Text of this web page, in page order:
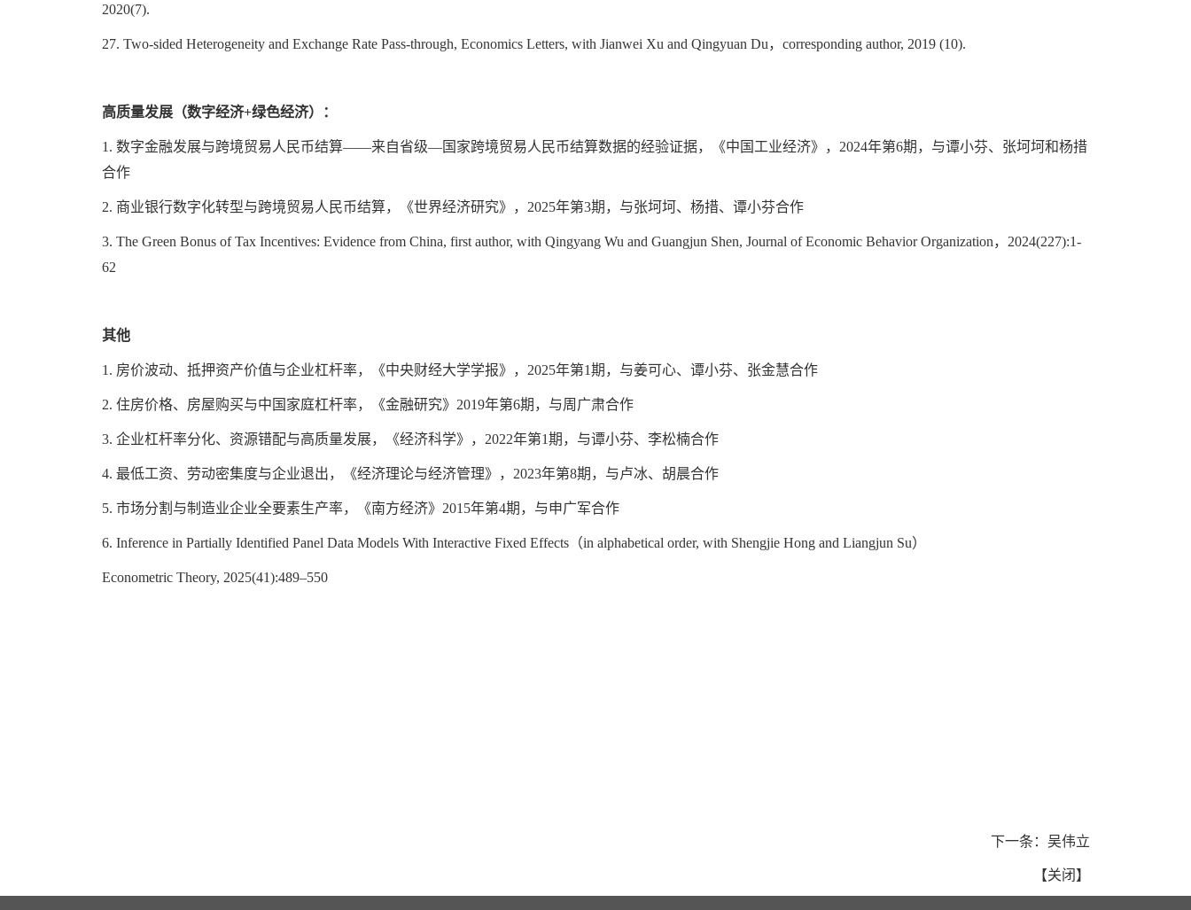
2020(7).
27. Two-sided Heterogeneity and Exchange Rate Pass-through, Economics Letters, with Jianwei Xu and Qingyuan Du， corresponding author, 2019 (10).
高质量发展（数字经济+绿色经济）：
1. 数字金融发展与跨境贸易人民币结算——来自省级—国家跨境贸易人民币结算数据的经验证据，《中国工业经济》， 2024年第6期，与谭小芬、张坷坷和杨措
合作
2. 商业银行数字化转型与跨境贸易人民币结算，《世界经济研究》， 2025年第3期，与张坷坷、杨措、谭小芬合作
3. The Green Bonus of Tax Incentives: Evidence from China, first author, with Qingyang Wu and Guangjun Shen, Journal of Economic Behavior Organization， 2024(227):1-
62
其他
1. 房价波动、抵押资产价值与企业杠杆率，《中央财经大学学报》， 2025年第1期，与姜可心、谭小芬、张金慧合作
2. 住房价格、房屋购买与中国家庭杠杆率，《金融研究》 2019年第6期，与周广肃合作
3. 企业杠杆率分化、资源错配与高质量发展，《经济科学》， 2022年第1期，与谭小芬、李松楠合作
4. 最低工资、劳动密集度与企业退出，《经济理论与经济管理》， 2023年第8期，与卢冰、胡晨合作
5. 市场分割与制造业企业全要素生产率，《南方经济》 2015年第4期，与申广军合作
6. Inference in Partially Identified Panel Data Models With Interactive Fixed Effects（in alphabetical order, with Shengjie Hong and Liangjun Su）
Econometric Theory, 2025(41):489–550
下一条： 吴伟立
【关闭】